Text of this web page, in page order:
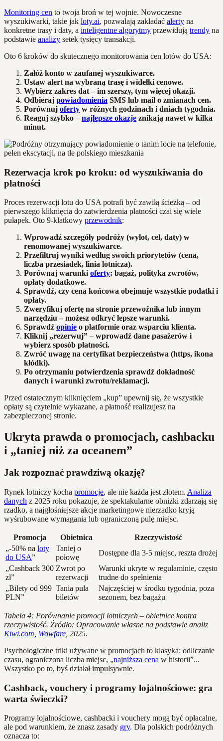
Monitoring cen to twoja broń w tej wojnie. Nowoczesne
wyszukiwarki, takie jak loty.ai, pozwalają zakładać alerty na
konkretne trasy i daty, a inteligentne algorytmy przewidują trendy na
podstawie analizy setek tysięcy transakcji.
Oto 6 kroków do skutecznego monitorowania cen lotów do USA:
Załóż konto w zaufanej wyszukiwarce.
Ustaw alert na wybraną trasę i widełki cenowe.
Wybierz zakres dat – im szerszy, tym więcej okazji.
Odbieraj powiadomienia SMS lub mail o zmianach cen.
Porównuj oferty w różnych godzinach i dniach tygodnia.
Reaguj szybko –najlepsze okazje znikają nawet w kilka
minut.
Rezerwacja krok po kroku: od wyszukiwania do
płatności
Proces rezerwacji lotu do USA potrafi być zawiłą ścieżką – od
pierwszego kliknięcia do zatwierdzenia płatności czai się wiele
pułapek. Oto 9-klatkowy przewodnik:
Wprowadź szczegóły podróży (wylot, cel, daty) w
renomowanej wyszukiwarce.
Przefiltruj wyniki według swoich priorytetów (cena,
liczba przesiadek, linia lotnicza).
Porównaj warunkioferty: bagaż, polityka zwrotów,
opłaty dodatkowe.
Sprawdź, czy cena końcowa obejmuje wszystkie podatki i
opłaty.
Zweryfikuj ofertę na stronie przewoźnika lub innym
narzędziu – możesz odkryć lepsze warunki.
Sprawdź opinie o platformie oraz wsparciu klienta.
Kliknij „rezerwuj” – wprowadź dane pasażerów i
wybierz sposób płatności.
Zwróć uwagę na certyfikat bezpieczeństwa (https, ikona
kłódki).
Po otrzymaniu potwierdzenia sprawdź dokładność
danych i warunki zwrotu/reklamacji.
Przed ostatecznym kliknięciem „kup” upewnij się, że wszystkie
opłaty są czytelnie wykazane, a płatność realizujesz na
zabezpieczonej stronie.
Ukryta prawda o promocjach, cashbacku
i „taniej niż za oceanem”
Jak rozpoznać prawdziwą okazję?
Rynek lotniczy kocha promocje, ale nie każda jest złotem. Analiza
danych z 2025 roku pokazuje, że spektakularne obniżki zdarzają się
rzadko, a najgłośniejsze akcje marketingowe nierzadko kryją
wyśrubowane wymagania lub ograniczoną pulę miejsc.
Promocja Obietnica
Rzeczywistość
„-50% na loty
do USA”
Taniej o
połowę
Dostępne dla 3-5 miejsc, reszta drożej
„Cashback 300
zł”
Zwrot po
rezerwacji
Warunki ukryte w regulaminie, często
trudne do spełnienia
„Bilety od 999
PLN”
Tania pula
biletów
Najczęściej w środku tygodnia, poza
sezonem, bez bagażu
Tabela 4: Porównanie promocji lotniczych – obietnice kontra
rzeczywistość. Źródło: Opracowanie własne na podstawie analiz
Kiwi.com Wowfare , 2025.
Psychologiczne triki używane w promocjach to klasyka: odliczanie
czasu, ograniczona liczba miejsc, „najniższa cena w historii”...
Wszystko po to, byś działał impulsywnie.
Cashback, vouchery i programy lojalnościowe: gra
warta świeczki?
Programy lojalnościowe, cashbacki i vouchery mogą być opłacalne,
ale pod warunkiem, że znasz zasady gry. Dla polskich podróżnych
oznacza to: